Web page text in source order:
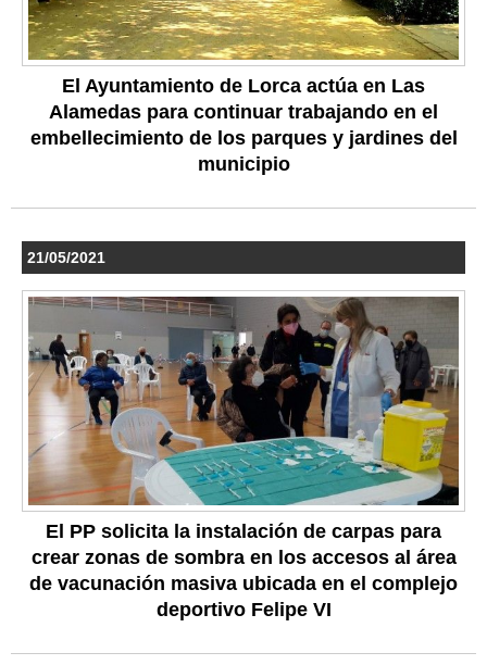
El Ayuntamiento de Lorca actúa en Las
Alamedas para continuar trabajando en el
embellecimiento de los parques y jardines del
municipio
21/05/2021
El PP solicita la instalación de carpas para
crear zonas de sombra en los accesos al área
de vacunación masiva ubicada en el complejo
deportivo Felipe VI